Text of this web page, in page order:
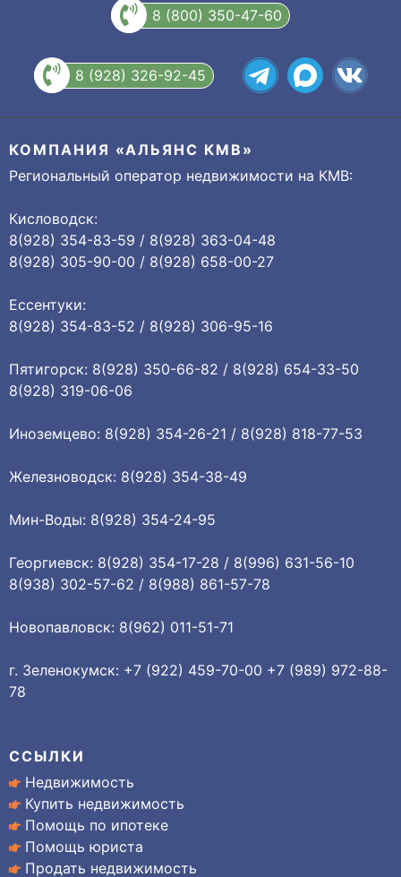
8 (800) 350-47-60
8 (928) 326-92-45
КОМПАНИЯ «АЛЬЯНС КМВ»
Региональный оператор недвижимости на КМВ:
Кисловодск:
8(928) 354-83-59 / 8(928) 363-04-48
8(928) 305-90-00 / 8(928) 658-00-27
Ессентуки:
8(928) 354-83-52 / 8(928) 306-95-16
Пятигорск: 8(928) 350-66-82 / 8(928) 654-33-50
8(928) 319-06-06
Иноземцево: 8(928) 354-26-21 / 8(928) 818-77-53
Железноводск: 8(928) 354-38-49
Мин-Воды: 8(928) 354-24-95
Георгиевск: 8(928) 354-17-28 / 8(996) 631-56-10
8(938) 302-57-62 / 8(988) 861-57-78
Новопавловск: 8(962) 011-51-71
г. Зеленокумск: +7 (922) 459-70-00 +7 (989) 972-88-
78
ССЫЛКИ
Недвижимость
Купить недвижимость
Помощь по ипотеке
Помощь юриста
Продать недвижимость